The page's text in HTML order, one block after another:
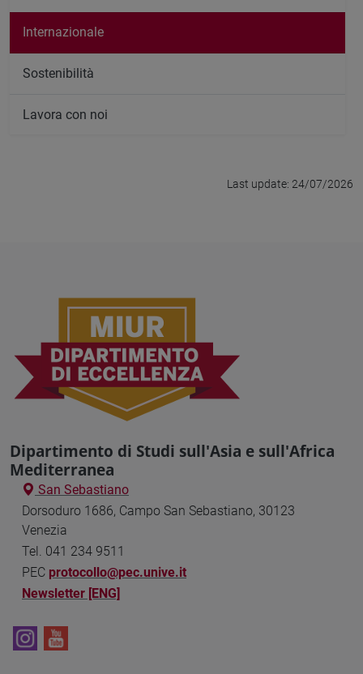
Internazionale
Sostenibilità
Lavora con noi
Last update: 24/07/2026
Dipartimento di Studi sull'Asia e sull'Africa
Mediterranea
San Sebastiano
Dorsoduro 1686, Campo San Sebastiano, 30123
Venezia
Tel. 041 234 9511
PEC protocollo@pec.unive.it
Newsletter [ENG]